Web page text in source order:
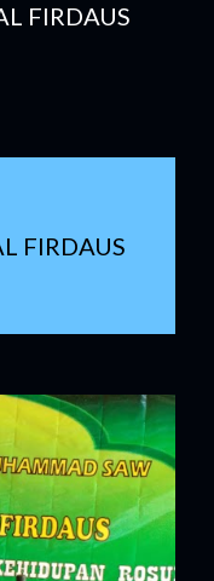
FIRDAUS
FIRDAUS